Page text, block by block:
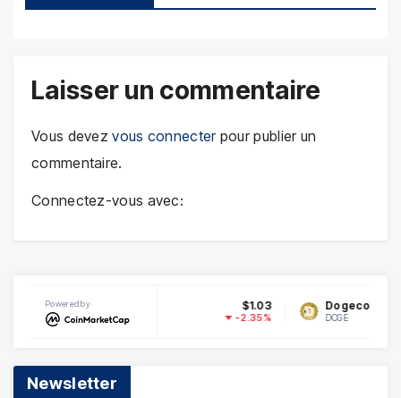
Laisser un commentaire
Vous devezvous connecterpour publier un
commentaire.
Connectez-vous avec:
Powered by
XRP -2.35%
Dogecoin
DOGE
Newsletter